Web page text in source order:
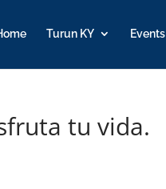
Turun KY Events
tu vida.